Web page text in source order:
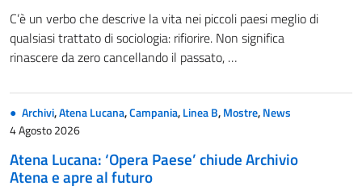
C’è un verbo che descrive la vita nei piccoli paesi meglio di
qualsiasi trattato di sociologia: rifiorire. Non significa
rinascere da zero cancellando il passato, …
Archivi,Atena Lucana,Campania,Linea B,Mostre,News
4 Agosto 2026
Atena Lucana: ‘Opera Paese’ chiude Archivio
Atena e apre al futuro